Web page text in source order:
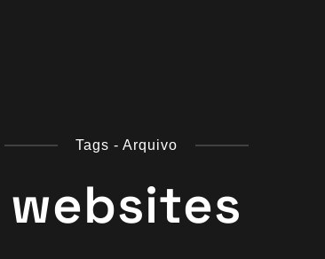
Tags - Arquivo
websites